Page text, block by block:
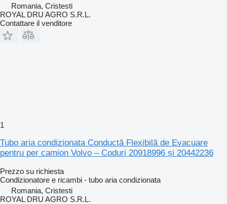
Romania, Cristesti
ROYAL DRU AGRO S.R.L.
Contattare il venditore
1
Tubo aria condizionata Conductă Flexibilă de Evacuare
pentru per camion Volvo – Coduri 20918996 și 20442236
Prezzo su richiesta
Condizionatore e ricambi - tubo aria condizionata
Romania, Cristesti
ROYAL DRU AGRO S.R.L.